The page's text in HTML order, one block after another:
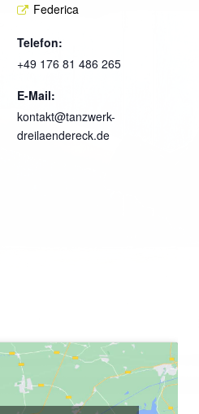
Federica
Telefon:
+49 176 81 486 265
E-Mail:
kontakt@tanzwerk-
dreilaendereck.de